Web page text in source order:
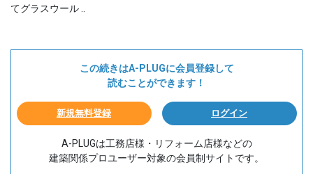
てグラスウール ..
この続きはA-PLUGに会員登録して
読むことができます！
新規無料登録 ログイン
A-PLUGは工務店様・リフォーム店様などの
建築関係プロユーザー対象の会員制サイトです。